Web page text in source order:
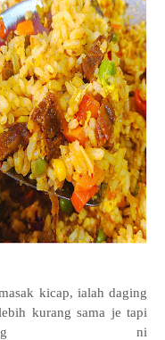
kicap, ialah daging
kurang sama je tapi
ni